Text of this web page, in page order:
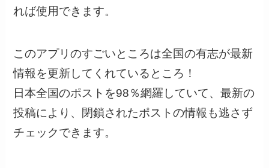
れば使用できます。
このアプリのすごいところは全国の有志が最新
情報を更新してくれているところ！
日本全国のポストを98％網羅していて、最新の
投稿により、 閉鎖されたポストの情報も逃さず
チェックできます。